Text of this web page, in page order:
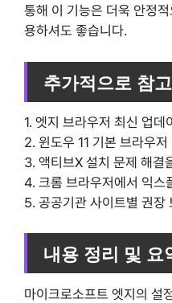
통해 이 기능은 더욱 안정
용하셔도 좋습니다.
추가적으로 참
1. 엣지 브라우저 최신 업데
2. 윈도우 11 기본 브라우
3. 액티브X 설치 문제 해결
4. 크롬 브라우저에서 익스
5. 공공기관 사이트별 권장
내용 정리 및 요
마이크로소프트 엣지의 설